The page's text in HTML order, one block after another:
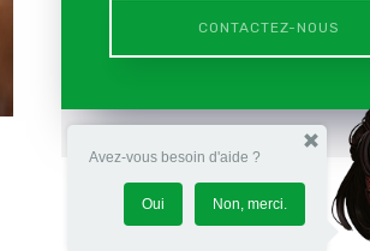
CONTACTEZ-NOUS
Avez-vous besoin d'aide ?
Oui Non, merci.